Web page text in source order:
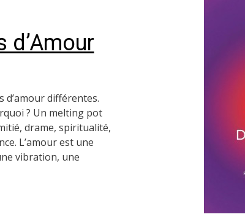
d’Amour
d’amour différentes.
? Un melting pot
drame, spiritualité,
L’amour est une
vibration, une